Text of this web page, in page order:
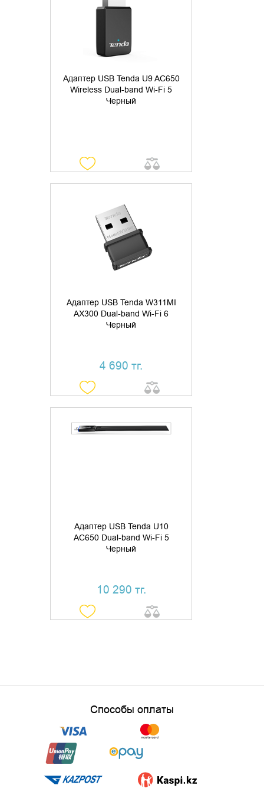
Адаптер USB Tenda U9 AC650
Wireless Dual-band Wi-Fi 5
Черный
Адаптер USB Tenda W311MI
AX300 Dual-band Wi-Fi 6
Черный
4 690 тг.
ДОБАВИТЬ В КОРЗИНУ
КУПИТЬ В 1 КЛИК
Адаптер USB Tenda U10
AC650 Dual-band Wi-Fi 5
Черный
10 290 тг.
Способы оплаты